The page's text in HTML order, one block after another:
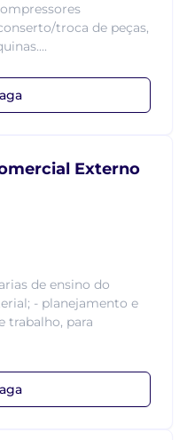
troca de peças,
Externo
de ensino do
- planejamento e
trabalho, para